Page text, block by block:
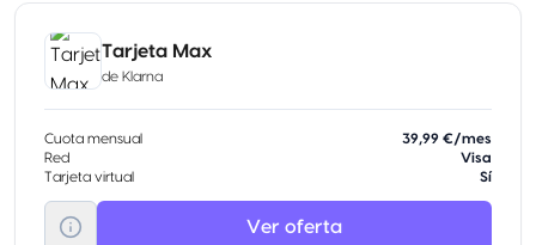
Tarjeta Max
de Klarna
Cuota mensual
39,99 €/mes
Red
Visa
Tarjeta virtual
Sí
Ver oferta